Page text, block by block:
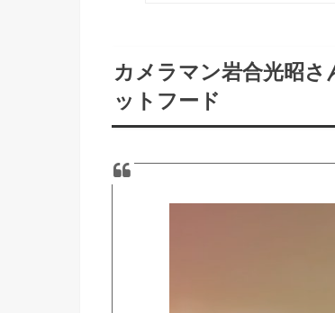
カメラマン岩合光昭
ットフード